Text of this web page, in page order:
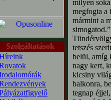
Szolgáltatások
milyen
megfogta a
mármint a
tetszés
belül, amíg
nagy kert,
kicsiny
balkonra,
tegnap